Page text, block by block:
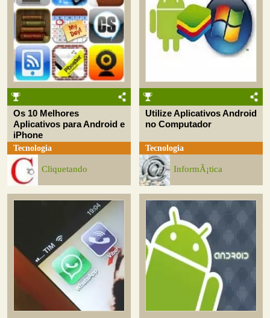
Os 10 Melhores
Aplicativos para Android e
iPhone
Tecnologia
Cliquetando
Utilize Aplicativos Android
no Computador
Tecnologia
InformÃ¡tica